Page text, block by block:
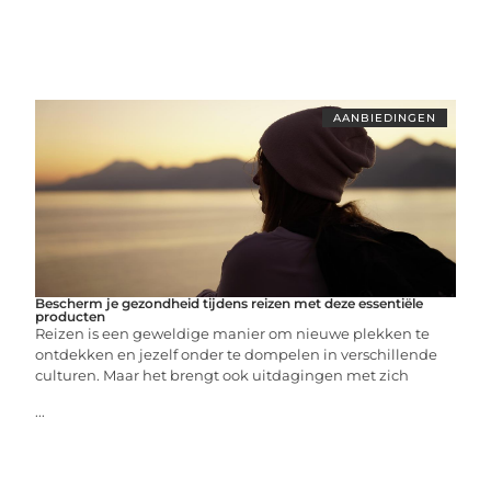
AANBIEDINGEN
Bescherm je gezondheid tijdens reizen met deze essentiële
producten
Reizen is een geweldige manier om nieuwe plekken te
ontdekken en jezelf onder te dompelen in verschillende
culturen. Maar het brengt ook uitdagingen met zich
...